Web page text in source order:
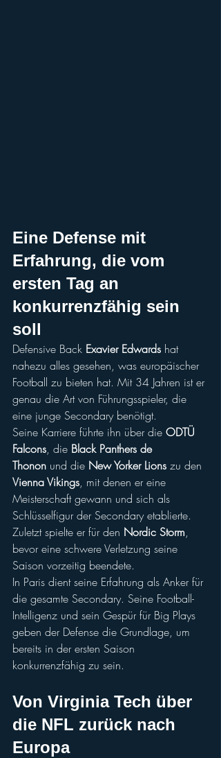
Eine Defense mit
Erfahrung, die vom
ersten Tag an
konkurrenzfähig sein
soll
Defensive Back Exavier Edwards hat
nahezu alles gesehen, was europäischer
Football zu bieten hat. Mit 34 Jahren ist er
genau die Art von Führungsspieler, die
eine junge Secondary benötigt.
Seine Karriere führte ihn über die ODTÜ
Falcons, die Black Panthers de
Thonon und die New Yorker Lions zu den
Vienna Vikings, mit denen er eine
Meisterschaft gewann und sich als
Schlüsselfigur der Secondary etablierte.
Zuletzt spielte er für den Nordic Storm,
bevor eine schwere Verletzung seine
Saison vorzeitig beendete.
In Paris dient seine Erfahrung als Anker für
die gesamte Secondary. Seine Football-
Intelligenz und sein Gespür für Big Plays
geben der Defense die Grundlage, um
bereits in der ersten Saison
konkurrenzfähig zu sein.
Von Virginia Tech über
die NFL zurück nach
Europa